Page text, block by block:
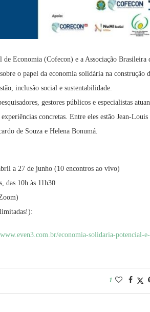
de Economia (Cofecon) e a Associação
o papel da economia solidária na
inclusão social e sustentabilidade.
gestores públicos e especialistas
concretas. Entre eles estão Jean-
de Souza e Helena Bonumá.
a 27 de junho (10 encontros ao vivo)
das 10h às 11h30
economia-solidaria-potencial-
1